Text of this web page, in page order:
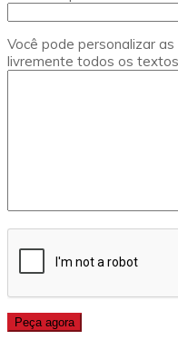
Você pode personalizar
livremente todos os